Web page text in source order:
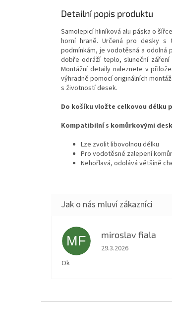
Detailní popis produktu
Samolepicí hliníková alu páska o
horní hraně. Určená pro desky s
podmínkám, je vodotěsná a odolná
dobře odráží teplo, sluneční
Montážní detaily naleznete v
výhradně pomocí originálních
s životností desek.
Do košíku vložte celkovou délku
Kompatibilní s komůrkovými
Lze zvolit libovolnou délku
Pro vodotěsné zalepení
Nehořlavá, odolává většině
MF miroslav fiala
Hodnocení obchodu je
29.3.2026
Ok